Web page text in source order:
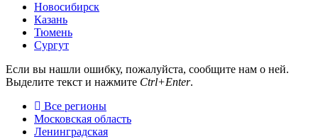
Новосибирск
Казань
Тюмень
Сургут
Если вы нашли ошибку, пожалуйста, сообщите нам о ней.
Выделите текст и нажмите Ctrl+Enter.
Все регионы
Московская область
Ленинградская